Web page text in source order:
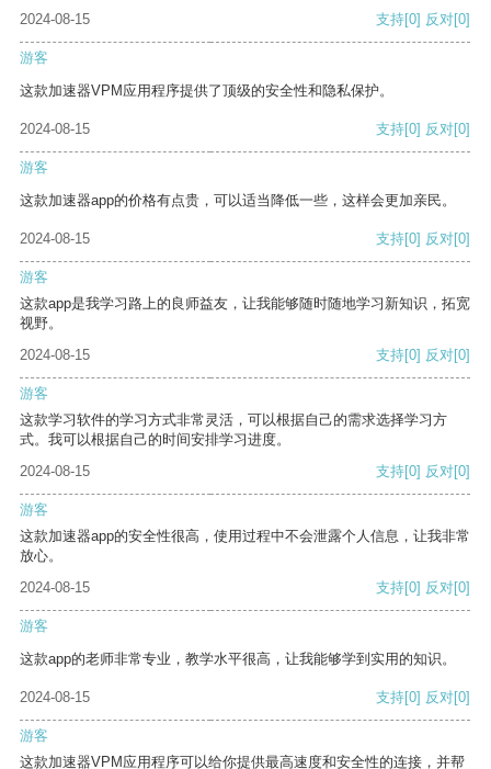
2024-08-15
支持[0] 反对[0]
游客
这款加速器VPM应用程序提供了顶级的安全性和隐私保护。
2024-08-15 支持[0] 反对[0]
游客
这款加速器app的价格有点贵，可以适当降低一些，这样会更加亲民。
2024-08-15 支持[0] 反对[0]
游客
这款app是我学习路上的良师益友，让我能够随时随地学习新知识，拓宽
视野。
2024-08-15
支持[0] 反对[0]
游客
这款学习软件的学习方式非常灵活，可以根据自己的需求选择学习方
式。我可以根据自己的时间安排学习进度。
2024-08-15
支持[0] 反对[0]
游客
这款加速器app的安全性很高，使用过程中不会泄露个人信息，让我非常
放心。
2024-08-15
支持[0] 反对[0]
游客
这款app的老师非常专业，教学水平很高，让我能够学到实用的知识。
2024-08-15 支持[0] 反对[0]
游客
这款加速器VPM应用程序可以给你提供最高速度和安全性的连接，并帮